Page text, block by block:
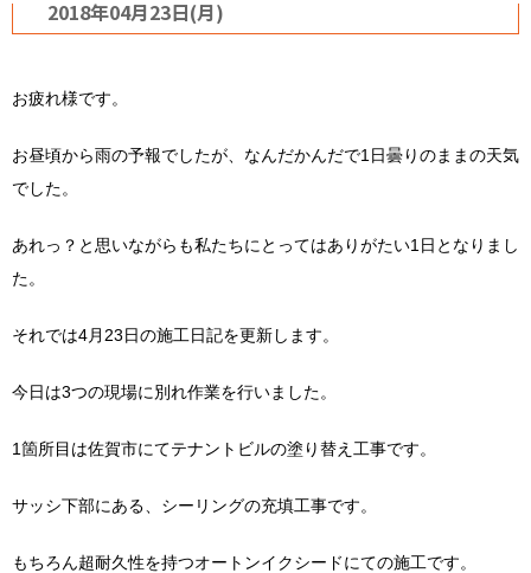
2018年04月23日(月)
お疲れ様です。
お昼頃から雨の予報でしたが、なんだかんだで1日曇りのままの天気
でした。
あれっ？と思いながらも私たちにとってはありがたい1日となりまし
た。
それでは4月23日の施工日記を更新します。
今日は3つの現場に別れ作業を行いました。
1箇所目は佐賀市にてテナントビルの塗り替え工事です。
サッシ下部にある、シーリングの充填工事です。
もちろん超耐久性を持つオートンイクシードにての施工です。